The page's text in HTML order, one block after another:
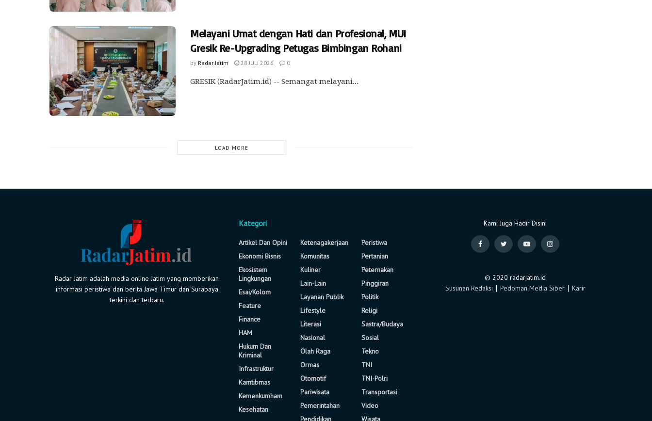
Melayani Umat dengan Hati dan Profesional, MUI
Gresik Re-Upgrading Petugas Bimbingan Rohani
by Radar Jatim 28 JULI 2026 0
GRESIK (RadarJatim.id) -- Semangat melayani...
LOAD MORE
Radar Jatim adalah media online Jatim yang memberikan
informasi peristiwa dan berita Jawa Timur dan Surabaya
terkini dan terbaru.
Kategori
Artikel Dan Opini
Ekonomi Bisnis
Ekosistem
Lingkungan
Esai/Kolom
Feature
Finance
HAM
Hukum Dan
Kriminal
Infrastruktur
Kamtibmas
Kemenkumham
Kesehatan
Ketenagakerjaan
Komunitas
Kuliner
Lain-Lain
Layanan Publik
Lifestyle
Literasi
Nasional
Olah Raga
Ormas
Otomotif
Pariwisata
Pemerintahan
Peristiwa
Pertanian
Peternakan
Pinggiran
Politik
Religi
Sastra/Budaya
Sosial
Tekno
TNI
TNI-Polri
Transportasi
Video
Kami Juga Hadir Disini
© 2020 radarjatim.id
Susunan Redaksi ∣ Pedoman Media Siber∣ Karir